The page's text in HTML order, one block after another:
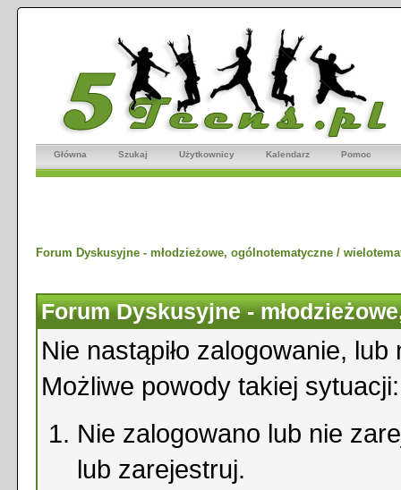
Główna Szukaj Użytkownicy Kalendarz Pomoc
Forum Dyskusyjne - młodzieżowe, ogólnotematyczne /
Forum Dyskusyjne -
Nie nastąpiło zalogowanie,
Możliwe powody takiej sytuacji:
Nie zalogowano lub nie
lub zarejestruj.